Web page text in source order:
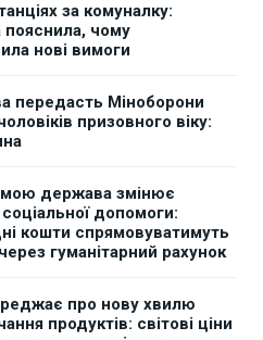
за комуналку:
пояснила, чому
нові вимоги
передасть Міноборони
призовного віку:
держава змінює
допомоги:
кошти спрямовуватимуть
гуманітарний рахунок
про нову хвилю
продуктів: світові ціни